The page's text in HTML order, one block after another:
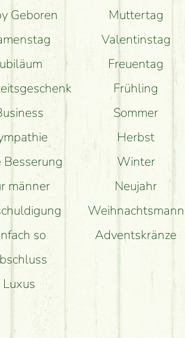
Geboren
Besserung
männer
so
Luxus
Muttertag
Valentinstag
Freuentag
Frühling
Sommer
Herbst
Winter
Neujahr
Weihnachtsmann
Adventskränze